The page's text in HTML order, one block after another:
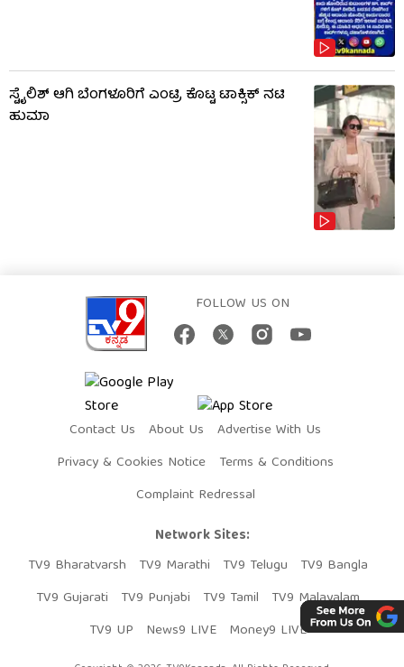
ಸ್ಟೈಲಿಶ್ ಆಗಿ ಬೆಂಗಳೂರಿಗೆ ಎಂಟ್ರಿ ಕೊಟ್ಟ ಟಾಕ್ಸಿಕ್ ನಟಿ
ಹುಮಾ
FOLLOW US ON
Contact Us About Us
Advertise With Us
Privacy & Cookies Notice
Terms & Conditions
Complaint Redressal
Network Sites:
TV9 Bharatvarsh
TV9 Marathi TV9 Telugu
TV9 Bangla
TV9 Gujarati
TV9 Punjabi TV9 Tamil
TV9 Malayalam
TV9 UP
News9 LIVE Money9 LIVE